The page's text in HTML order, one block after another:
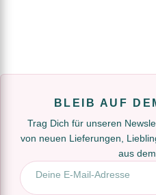
BLEIB AUF
Trag Dich für unseren
von neuen Lieferungen,
aus
E-Mail-Adresse